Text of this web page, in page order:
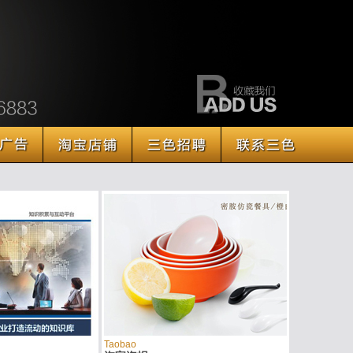
Taobao